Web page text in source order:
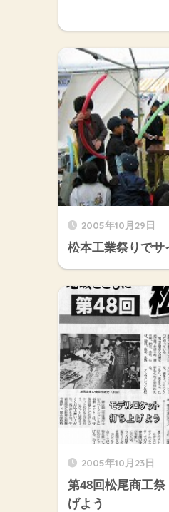
2005年10月29日
松本工業祭りでサ
2005年10月23日
第48回松尾商工
げよう